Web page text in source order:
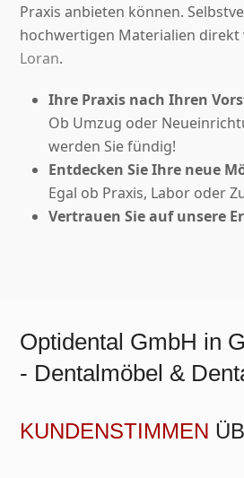
Praxis anbieten können.
hochwertigen Materialien direkt
Loran.
Ihre Praxis nach Ihren
Ob Umzug oder
werden Sie fündig!
Entdecken Sie Ihre neue
Egal ob Praxis, Labor oder
Vertrauen Sie auf unsere
Optidental GmbH in
- Dentalmöbel &
KUNDENSTIMMEN